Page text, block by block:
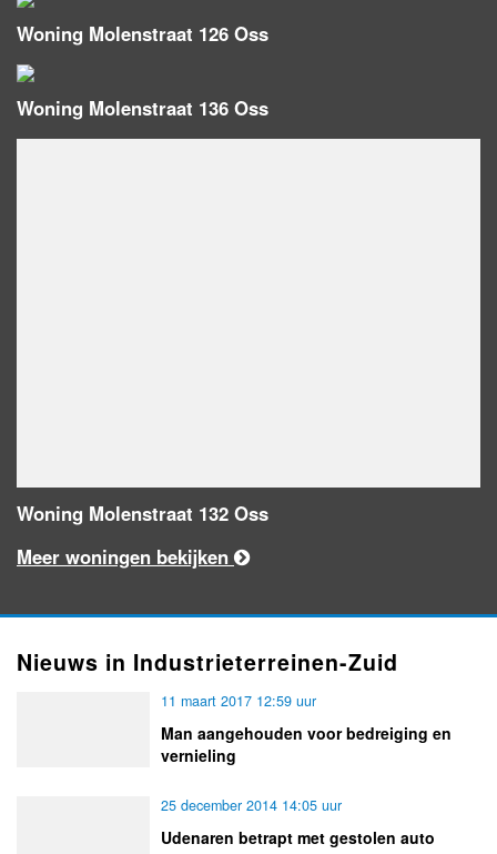
Woning Molenstraat 126 Oss
Woning Molenstraat 136 Oss
Woning Molenstraat 132 Oss
Meer woningen bekijken
Nieuws in Industrieterreinen-Zuid
11 maart 2017 12:59 uur
Man aangehouden voor bedreiging en
vernieling
25 december 2014 14:05 uur
Udenaren betrapt met gestolen auto